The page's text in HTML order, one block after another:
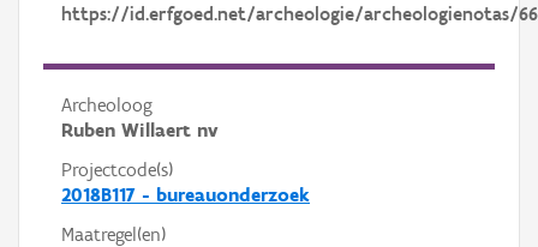
https://id.erfgoed.net/archeologie/archeologienotas/
Archeoloog
Ruben Willaert nv
Projectcode(s)
2018B117 - bureauonderzoek
Maatregel(en)